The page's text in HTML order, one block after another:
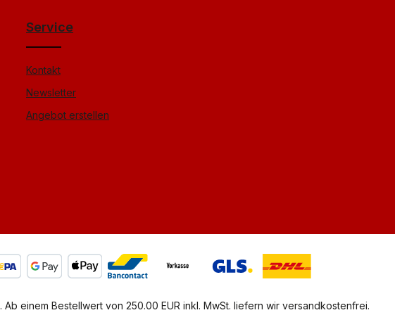
Service
Kontakt
Newsletter
Angebot erstellen
. Ab einem Bestellwert von 250.00 EUR inkl. MwSt. liefern wir versandkostenfrei.